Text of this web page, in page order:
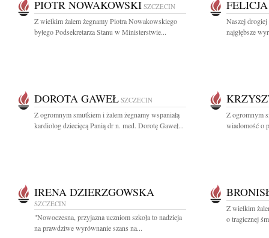
PIOTR NOWAKOWSKI SZCZECIN
Z wielkim żalem żegnamy Piotra Nowakowskiego
byłego Podsekretarza Stanu w Ministerstwie...
Naszej
najgłębsze
DOROTA GAWEŁ SZCZECIN
Z ogromnym smutkiem i żalem żegnamy wspaniałą
kardiolog dziecięcą Panią dr n. med. Dorotę Gaweł...
Z ogromnym
wiadomość o
IRENA DZIERZGOWSKA
SZCZECIN
"Nowoczesna, przyjazna uczniom szkoła to nadzieja
na prawdziwe wyrównanie szans na...
Z wielkim
o tragicznej